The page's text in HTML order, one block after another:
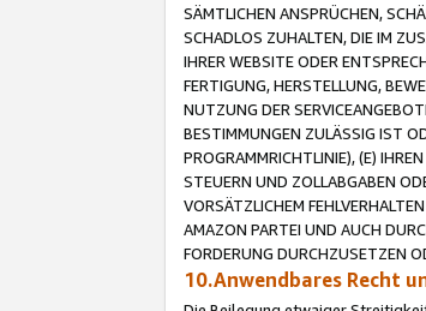
SÄMTLICHEN ANSPRÜCHEN,
SCHADLOS ZUHALTEN, DIE IM
IHRER WEBSITE ODER
FERTIGUNG, HERSTELLUNG,
NUTZUNG DER
BESTIMMUNGEN ZULÄSSIG IST
PROGRAMMRICHTLINIE), (E)
STEUERN UND ZOLLABGABEN
VORSÄTZLICHEM
AMAZON PARTEI UND AUCH
FORDERUNG DURCHZUSETZEN
10.Anwendbares Recht